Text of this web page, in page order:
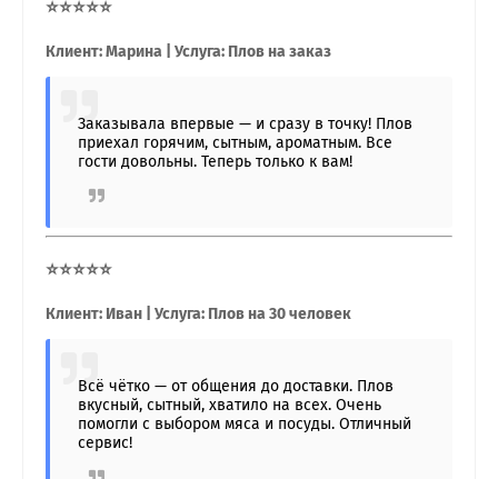
⭐⭐⭐⭐⭐
Клиент: Марина | Услуга: Плов на заказ
Заказывала впервые — и сразу в точку! Плов
приехал горячим, сытным, ароматным. Все
гости довольны. Теперь только к вам!
⭐⭐⭐⭐⭐
Клиент: Иван | Услуга: Плов на 30 человек
Всё чётко — от общения до доставки. Плов
вкусный, сытный, хватило на всех. Очень
помогли с выбором мяса и посуды. Отличный
сервис!